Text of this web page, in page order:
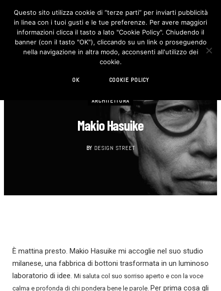
F
c
e
b
o
I
n
s
t
ARCHITETTURA
Makio Hasuike
BY DESIGN STREET
È mattina presto. Makio Hasuike mi accoglie nel suo studio
milanese, una fabbrica di bottoni trasformata in un luminoso
laboratorio di idee. Mi saluta col suo sorriso aperto e con la voce
calma e profonda di chi pondera bene le parole. Per prima cosa gli
Questo sito utilizza cookie di “terze parti” per inviarti pubblicità
in linea con i tuoi gusti e le tue preferenze. Per avere maggiori
informazioni clicca il tasto a lato "Cookie Policy". Chiudendo il
banner (con il tasto "OK"), cliccando su un link o proseguendo
nella navigazione in altra modo, acconsenti all'utilizzo dei
cookie.
OK COOKIE POLICY